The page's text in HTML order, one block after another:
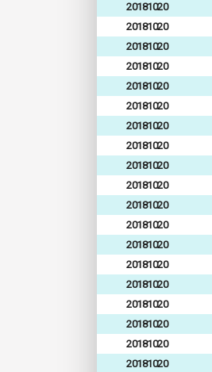
20181020
20181020
20181020
20181020
20181020
20181020
20181020
20181020
20181020
20181020
20181020
20181020
20181020
20181020
20181020
20181020
20181020
20181020
20181020